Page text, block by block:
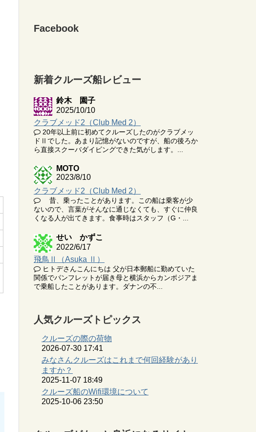
Facebook
新着クルーズ船レビュー
鈴木 園子
2025/10/10
クラブメッド2（Club Med 2）
20年以上前に初めてクルーズしたのがクラブメッ
ドⅡでした。あまり記憶がないのですが、船の後ろか
ら直接スクーバダイビングできた気がします。...
MOTO
2023/8/10
クラブメッド2（Club Med 2）
昔、乗ったことがあります。この船は乗客が少
ないので、言葉がそんなに通じなくても、すぐに仲良
くなる人が出てきます。食事時はスタッフ（G・...
せい かずこ
2022/6/17
飛鳥Ⅱ（Asuka Ⅱ）
ヒトデさんこんにちは 父が日本郵船に勤めていた
関係でパンフレットが届き母と横浜からカンボジアま
で乗船したことがあります。ダナンの不...
人気クルーズトピックス
クルーズの際の荷物
2026-07-30 17:41
みなさんクルーズはこれまで何回経験があり
ますか？
2025-11-07 18:49
クルーズ船のWifi環境について
2025-10-06 23:50